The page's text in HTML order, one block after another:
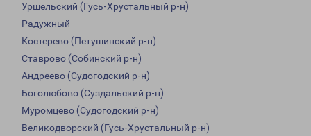
Уршельский (Гусь-Хрустальный р-н)
Радужный
Костерево (Петушинский р-н)
Ставрово (Собинский р-н)
Андреево (Судогодский р-н)
Боголюбово (Суздальский р-н)
Муромцево (Судогодский р-н)
Великодворский (Гусь-Хрустальный р-н)